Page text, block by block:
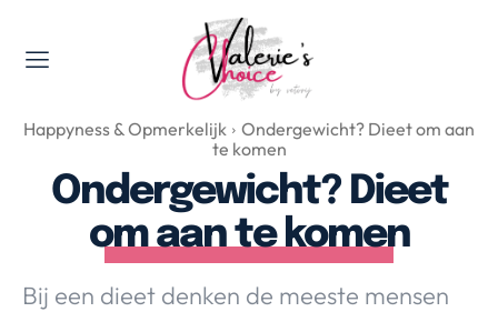
Valerie's Topics
Travel & Culture
Food & Drinks
Happyness & Opmerkelijk
Lifestyle, Sport & Duurzaamheid
Happyness & Opmerkelijk
Ondergewicht? Dieet om aan
te komen
Ondergewicht? Dieet
om aan te komen
Bij een dieet denken de meeste mensen